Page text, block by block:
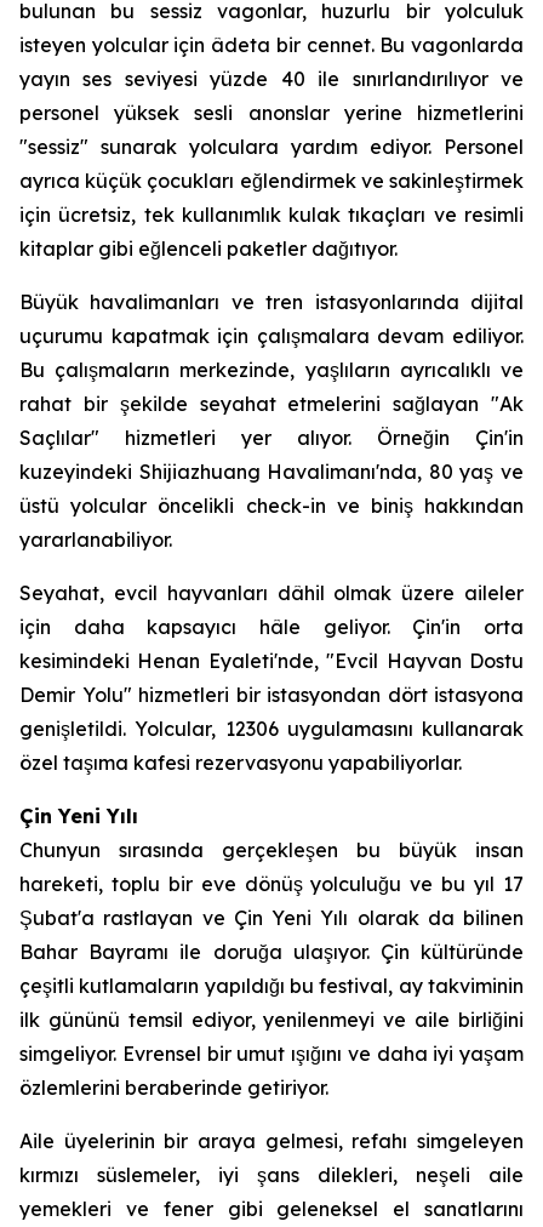
bulunan bu sessiz vagonlar, huzurlu bir yolculuk
isteyen yolcular için âdeta bir cennet. Bu vagonlarda
yayın ses seviyesi yüzde 40 ile sınırlandırılıyor ve
personel yüksek sesli anonslar yerine hizmetlerini
"sessiz" sunarak yolculara yardım ediyor. Personel
ayrıca küçük çocukları eğlendirmek ve sakinleştirmek
için ücretsiz, tek kullanımlık kulak tıkaçları ve resimli
kitaplar gibi eğlenceli paketler dağıtıyor.
Büyük havalimanları ve tren istasyonlarında dijital
uçurumu kapatmak için çalışmalara devam ediliyor.
Bu çalışmaların merkezinde, yaşlıların ayrıcalıklı ve
rahat bir şekilde seyahat etmelerini sağlayan "Ak
Saçlılar" hizmetleri yer alıyor. Örneğin Çin'in
kuzeyindeki Shijiazhuang Havalimanı'nda, 80 yaş ve
üstü yolcular öncelikli check-in ve biniş hakkından
yararlanabiliyor.
Seyahat, evcil hayvanları dâhil olmak üzere aileler
için daha kapsayıcı hâle geliyor. Çin'in orta
kesimindeki Henan Eyaleti'nde, "Evcil Hayvan Dostu
Demir Yolu" hizmetleri bir istasyondan dört istasyona
genişletildi. Yolcular, 12306 uygulamasını kullanarak
özel taşıma kafesi rezervasyonu yapabiliyorlar.
Çin Yeni Yılı
Chunyun sırasında gerçekleşen bu büyük insan
hareketi, toplu bir eve dönüş yolculuğu ve bu yıl 17
Şubat'a rastlayan ve Çin Yeni Yılı olarak da bilinen
Bahar Bayramı ile doruğa ulaşıyor. Çin kültüründe
çeşitli kutlamaların yapıldığı bu festival, ay takviminin
ilk gününü temsil ediyor, yenilenmeyi ve aile birliğini
simgeliyor. Evrensel bir umut ışığını ve daha iyi yaşam
özlemlerini beraberinde getiriyor.
Aile üyelerinin bir araya gelmesi, refahı simgeleyen
kırmızı süslemeler, iyi şans dilekleri, neşeli aile
yemekleri ve fener gibi geleneksel el sanatlarını